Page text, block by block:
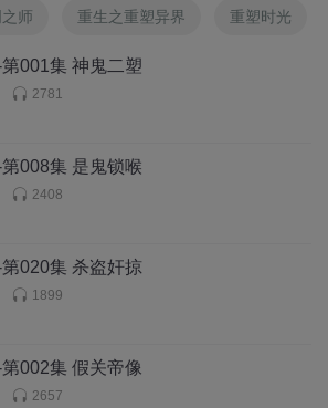
师 重生之重塑异界 重塑时光
001集 神鬼二塑
2781
008集 是鬼锁喉
2408
020集 杀盗奸掠
1899
002集 假关帝像
2657